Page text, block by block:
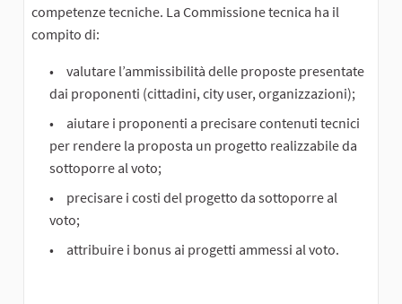
competenze tecniche. La Commissione tecnica ha il
compito di:
valutare l’ammissibilità delle proposte presentate
dai proponenti (cittadini, city user, organizzazioni);
aiutare i proponenti a precisare contenuti tecnici
per rendere la proposta un progetto realizzabile da
sottoporre al voto;
precisare i costi del progetto da sottoporre al
voto;
attribuire i bonus ai progetti ammessi al voto.